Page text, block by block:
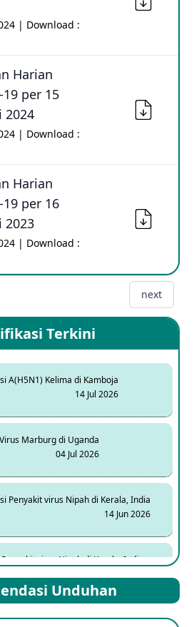
| Download :
Harian
19 per 15
2024
| Download :
Harian
19 per 16
2023
| Download :
next
Terkini
A(H5N1) Kelima di Kamboja
14 Jul 2026
Marburg di Uganda
04 Jul 2026
Penyakit virus Nipah di Kerala, India
14 Jun 2026
virus Nipah di Kerala, India
Taiwan
Unduhan